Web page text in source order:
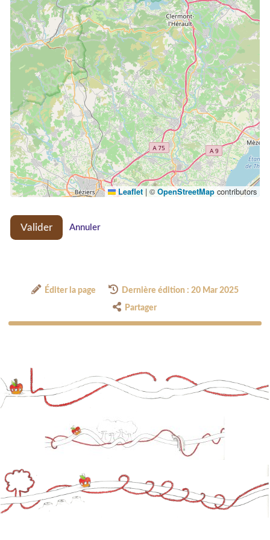
Leaflet | © OpenStreetMap contributors
Valider Annuler
Éditer la page Dernière édition : 20 Mar 2025
Partager